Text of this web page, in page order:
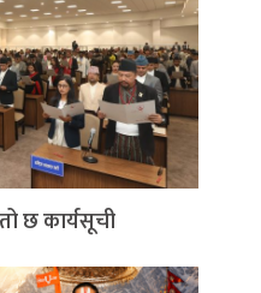
छ कार्यसूची